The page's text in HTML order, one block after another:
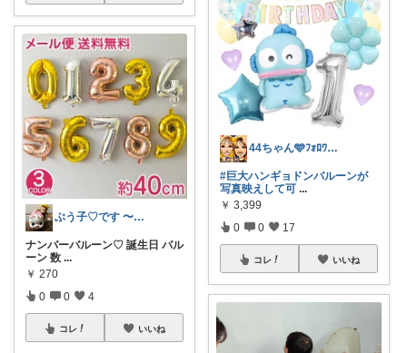
ぶう子♡です 〜感謝です〜
ナンバーバルーン♡ 誕生日 バル
ーン 数 ...
￥ 270
0 0 4
コレ いいね
44ちゃん🩵ﾌｫﾛﾜｰ様から購入
#巨大ハンギョドンバルーンが
写真映えして可 ...
￥ 3,399
0 0 17
コレ いいね